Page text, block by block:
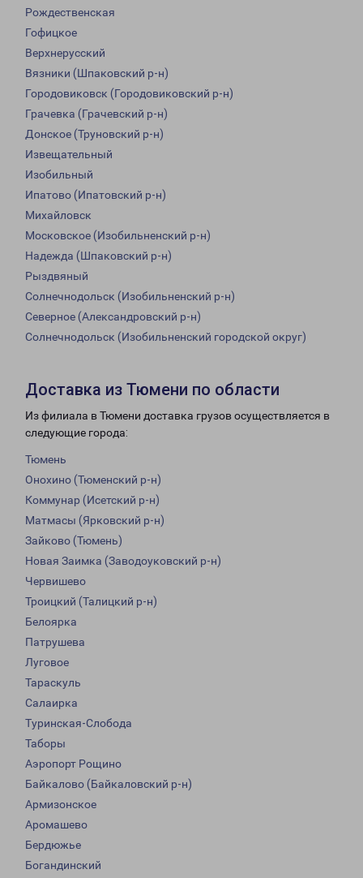
Рождественская
Гофицкое
Верхнерусский
Вязники (Шпаковский р-н)
Городовиковск (Городовиковский р-н)
Грачевка (Грачевский р-н)
Донское (Труновский р-н)
Извещательный
Изобильный
Ипатово (Ипатовский р-н)
Михайловск
Московское (Изобильненский р-н)
Надежда (Шпаковский р-н)
Рыздвяный
Солнечнодольск (Изобильненский р-н)
Северное (Александровский р-н)
Солнечнодольск (Изобильненский городской округ)
Доставка из Тюмени по области
Из филиала в Тюмени доставка грузов осуществляется в
следующие города:
Тюмень
Онохино (Тюменский р-н)
Коммунар (Исетский р-н)
Матмасы (Ярковский р-н)
Зайково (Тюмень)
Новая Заимка (Заводоуковский р-н)
Червишево
Троицкий (Талицкий р-н)
Белоярка
Патрушева
Луговое
Тараскуль
Салаирка
Туринская-Слобода
Таборы
Аэропорт Рощино
Байкалово (Байкаловский р-н)
Армизонское
Аромашево
Бердюжье
Богандинский